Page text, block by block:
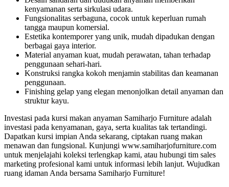
kenyamanan serta sirkulasi udara.
Fungsionalitas serbaguna, cocok untuk keperluan rumah
tangga maupun komersial.
Estetika kontemporer yang unik, mudah dipadukan dengan
berbagai gaya interior.
Material anyaman kuat, mudah perawatan, tahan terhadap
penggunaan sehari-hari.
Konstruksi rangka kokoh menjamin stabilitas dan keamanan
penggunaan.
Finishing gelap yang elegan menonjolkan detail anyaman dan
struktur kayu.
Investasi pada kursi makan anyaman Samiharjo Furniture adalah
investasi pada kenyamanan, gaya, serta kualitas tak tertandingi.
Dapatkan kursi impian Anda sekarang, ciptakan ruang makan
menawan dan fungsional. Kunjungi www.samiharjofurniture.com
untuk menjelajahi koleksi terlengkap kami, atau hubungi tim sales
marketing profesional kami untuk informasi lebih lanjut. Wujudkan
ruang idaman Anda bersama Samiharjo Furniture!